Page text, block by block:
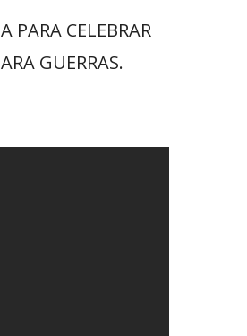
PARA CELEBRAR
GUERRAS.